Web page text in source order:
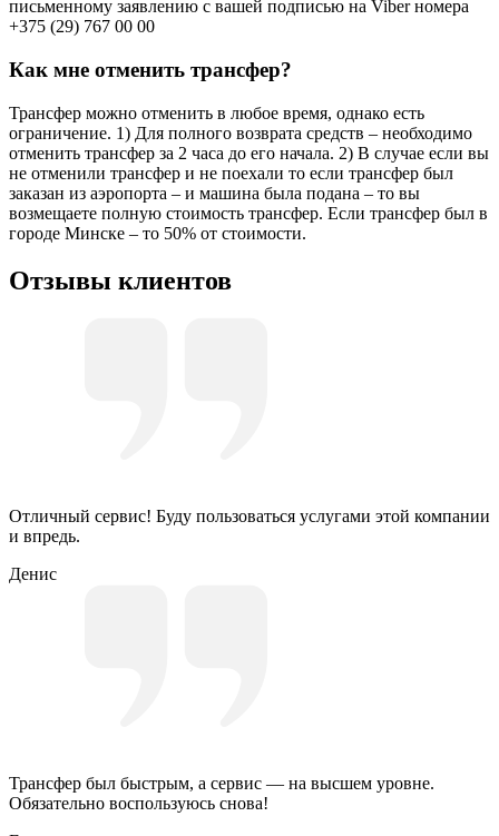
письменному заявлению с вашей подписью на Viber номера
+375 (29) 767 00 00
Как мне отменить трансфер?
Трансфер можно отменить в любое время, однако есть
ограничение. 1) Для полного возврата средств – необходимо
отменить трансфер за 2 часа до его начала. 2) В случае если вы
не отменили трансфер и не поехали то если трансфер был
заказан из аэропорта – и машина была подана – то вы
возмещаете полную стоимость трансфер. Если трансфер был в
городе Минске – то 50% от стоимости.
Отзывы клиентов
Отличный сервис! Буду пользоваться услугами этой компании
и впредь.
Денис
Трансфер был быстрым, а сервис — на высшем уровне.
Обязательно воспользуюсь снова!